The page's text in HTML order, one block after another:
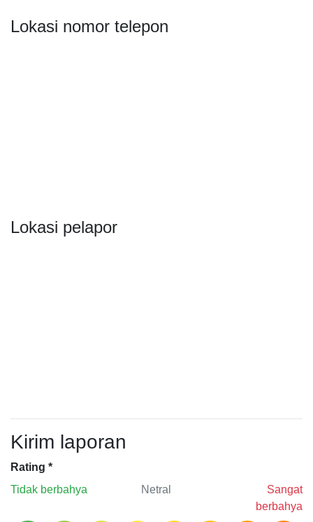
Lokasi nomor telepon
Lokasi pelapor
Kirim laporan
Rating *
Tidak berbahya
Netral
Sangat
berbahya